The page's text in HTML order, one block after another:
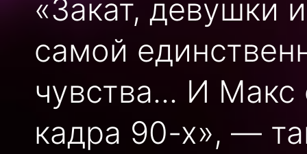
«Закат, девушки
самой
чувства... И
кадра 90-х», —